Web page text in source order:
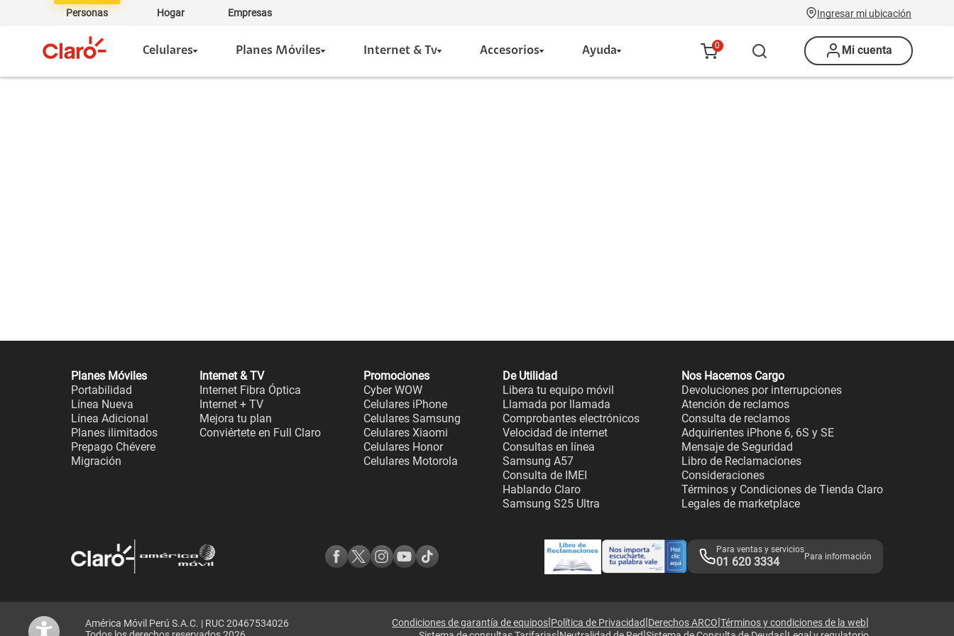
Personas Hogar Empresas Ingresar mi ubicación
Celulares Planes Móviles Internet & Tv Accesorios Ayuda 0 Mi cuenta
Planes Móviles
Portabilidad
Línea Nueva
Línea Adicional
Planes ilimitados
Prepago Chévere
Migración
Internet & TV
Internet Fibra Óptica
Internet + TV
Mejora tu plan
Conviértete en Full Claro
Promociones
Cyber WOW
Celulares iPhone
Celulares Samsung
Celulares Xiaomi
Celulares Honor
Celulares Motorola
De Utilidad
Libera tu equipo móvil
Llamada por llamada
Comprobantes electrónicos
Velocidad de internet
Consultas en línea
Samsung A57
Consulta de IMEI
Hablando Claro
Samsung S25 Ultra
Nos Hacemos Cargo
Devoluciones por interrupciones
Atención de reclamos
Consulta de reclamos
Adquirientes iPhone 6, 6S y SE
Mensaje de Seguridad
Libro de Reclamaciones
Consideraciones
Términos y Condiciones de Tienda Claro
Legales de marketplace
Para ventas y servicios
01 620 3334 Para información
América Móvil Perú S.A.C. | RUC 20467534026
Condiciones de garantía de equipos|Política de Privacidad|Derechos ARCO|Términos y condiciones de la web|